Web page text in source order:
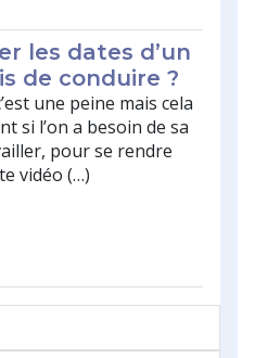
les dates d’un
de conduire ?
une peine mais cela
si l’on a besoin de sa
pour se rendre
vidéo (…)